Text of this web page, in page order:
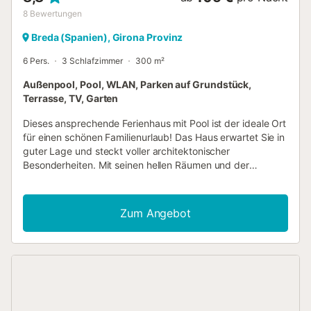
8 Bewertungen
Breda (Spanien), Girona Provinz
6 Pers. 3 Schlafzimmer 300 m²
Außenpool, Pool, WLAN, Parken auf Grundstück,
Terrasse, TV, Garten
Dieses ansprechende Ferienhaus mit Pool ist der ideale Ort
für einen schönen Familienurlaub! Das Haus erwartet Sie in
guter Lage und steckt voller architektonischer
Besonderheiten. Mit seinen hellen Räumen und der
ansprechenden, freundlichen Farben eignet es sich ideal
für eine erholsame Auszeit. Freuen Sie sich auf
gemeinsame Mahlzeiten und gemütliche Abende auf dem
Sofa im Wohnbereich, das dazu einlädt, lange zusammen
Zum Angebot